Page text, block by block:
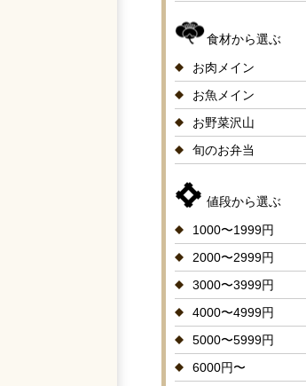
食材から選ぶ
お肉メイン
お魚メイン
お野菜沢山
旬のお弁当
値段から選ぶ
1000〜1999円
2000〜2999円
3000〜3999円
4000〜4999円
5000〜5999円
6000円〜